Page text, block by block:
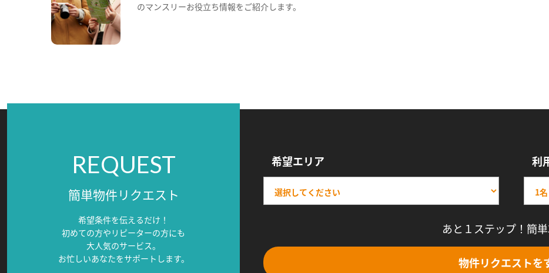
のマンスリーお役立ち情報をご紹介します。
REQUEST
簡単物件リクエスト
希望条件を伝えるだけ！
初めての方やリピーターの方にも
大人気のサービス。
お忙しいあなたをサポートします。
希望エリア 利
あと１ステップ！簡単
物件リクエストを